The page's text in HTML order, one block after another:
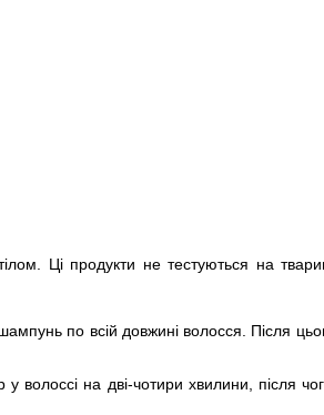
Ці продукти не тестуються на
по всій довжині волосся. Після
волоссі на дві-чотири хвилини, після